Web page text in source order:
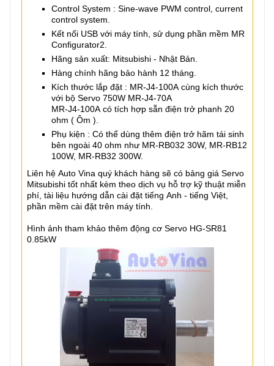
Control System : Sine-wave PWM control, current
control system.
Kết nối USB với máy tính, sử dụng phần mềm MR
Configurator2.
Hãng sản xuất: Mitsubishi - Nhật Bản.
Hàng chính hãng bảo hành 12 tháng.
Kích thước lắp đặt : MR-J4-100A cùng kích thước
với bộ Servo 750W MR-J4-70A
MR-J4-100A có tích hợp sẵn điện trở phanh 20
ohm ( Ôm ).
Phụ kiện : Có thể dùng thêm điện trở hãm tái sinh
bên ngoài 40 ohm như MR-RB032 30W, MR-RB12
100W, MR-RB32 300W.
Liên hệ Auto Vina quý khách hàng sẽ có bảng giá Servo
Mitsubishi tốt nhất kèm theo dịch vụ hỗ trợ kỹ thuật miễn
phí, tài liệu hướng dẫn cài đặt tiếng Anh - tiếng Việt,
phần mềm cài đặt trên máy tính.
Hình ảnh tham khảo thêm động cơ Servo HG-SR81
0.85kW